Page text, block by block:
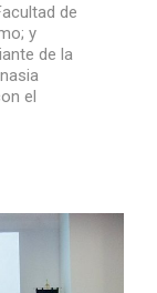
de
y
de la
el